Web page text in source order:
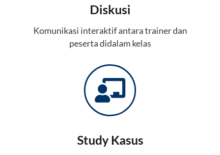
Diskusi
Komunikasi interaktif antara trainer dan
peserta didalam kelas
Study Kasus